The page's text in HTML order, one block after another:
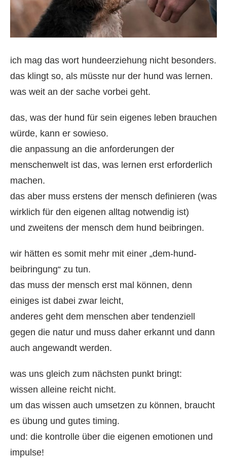
ich mag das wort hundeerziehung nicht besonders.
das klingt so, als müsste nur der hund was lernen.
was weit an der sache vorbei geht.
das, was der hund für sein eigenes leben brauchen
würde, kann er sowieso.
die anpassung an die anforderungen der
menschenwelt ist das, was lernen erst erforderlich
machen.
das aber muss erstens der mensch definieren (was
wirklich für den eigenen alltag notwendig ist)
und zweitens der mensch dem hund beibringen.
wir hätten es somit mehr mit einer „dem-hund-
beibringung“ zu tun.
das muss der mensch erst mal können, denn
einiges ist dabei zwar leicht,
anderes geht dem menschen aber tendenziell
gegen die natur und muss daher erkannt und dann
auch angewandt werden.
was uns gleich zum nächsten punkt bringt:
wissen alleine reicht nicht.
um das wissen auch umsetzen zu können, braucht
es übung und gutes timing.
und: die kontrolle über die eigenen emotionen und
impulse!